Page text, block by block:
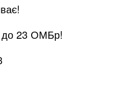
до 23 ОМБр!